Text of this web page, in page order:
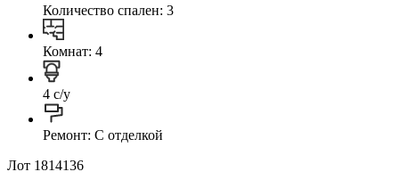
Количество спален: 3
Комнат: 4
4 с/у
Ремонт: C отделкой
Лот 1814136